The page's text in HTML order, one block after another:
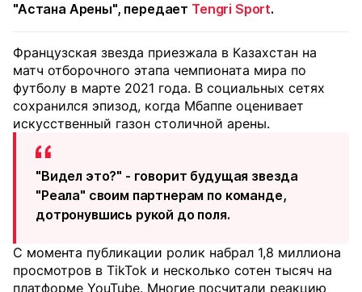
"Астана Арены", передает Tengri Sport.
Французская звезда приезжала в Казахстан на
матч отборочного этапа чемпионата мира по
футболу в марте 2021 года. В социальных сетях
сохранился эпизод, когда Мбаппе оценивает
искусственный газон столичной арены.
"Видел это?" - говорит будущая звезда
"Реала" своим партнерам по команде,
дотронувшись рукой до поля.
С момента публикации ролик набрал 1,8 миллиона
просмотров в TikTok и несколько сотен тысяч на
платформе YouTube. Многие посчитали реакцию